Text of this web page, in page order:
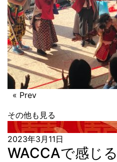
« Prev
その他も見る
2023年3月11日
WACCAで感じ